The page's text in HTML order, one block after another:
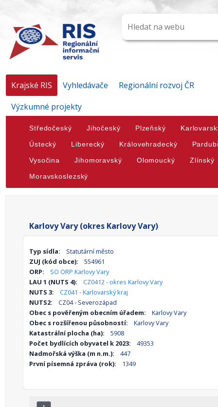
Krajské RIS Vyhledávače
Regionální rozvoj ČR
Výzkumné projekty
Středočeský Jihočeský Plzeňský
Ústecký Liberecký Královehradecký
Vysočina Jihomoravský Olomoucký Zlínský
Moravskoslezský
Karlovy Vary (okres Karlovy Vary)
Typ sídla:
Statutární město
ZUJ (kód obce):
554961
ORP:
SO ORP Karlovy Vary
LAU 1 (NUTS 4):
CZ0412 - okres Karlovy Vary
NUTS 3:
CZ041 - Karlovarský kraj
NUTS2:
CZ04 - Severozápad
Obec s pověřeným obecním úřadem:
Karlovy Vary
Obec s rozšířenou působností:
Karlovy Vary
Katastrální plocha (ha):
5908
Počet bydlících obyvatel k 2023:
49353
Nadmořská výška (m n.m.):
447
První písemná zpráva (rok):
1349